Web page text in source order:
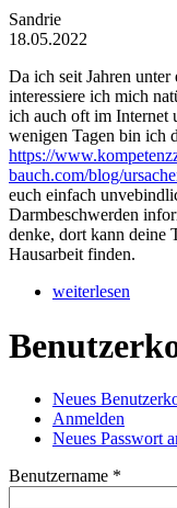
Sandrie
18.05.2022
Da ich seit Jahren
interessiere ich mich
ich auch oft im Internet
wenigen Tagen bin ich
https://
bauch.com/blog/
euch einfach
Darmbeschwerden
denke, dort kann deine
Hausarbeit finden.
weiterlesen
Haupt-Reiter
Neues
Anmelden
Neues Passwort
Benutzername *